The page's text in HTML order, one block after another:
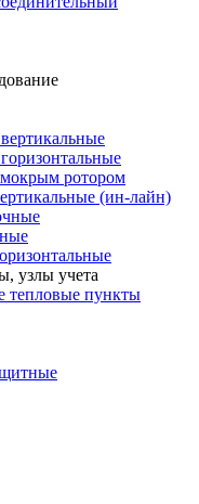
ротором
(ин-лайн)
узлы учета
тепловые пункты